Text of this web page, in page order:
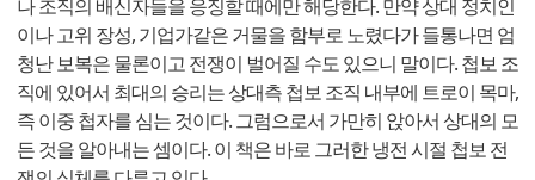
나 조직의 배신자들을 응징할 때에만 해당한다. 만약 상대 정치인
이나 고위 장성, 기업가같은 거물을 함부로 노렸다가 들통나면 엄
청난 보복은 물론이고 전쟁이 벌어질 수도 있으니 말이다. 첩보 조
직에 있어서 최대의 승리는 상대측 첩보 조직 내부에 트로이 목마,
즉 이중 첩자를 심는 것이다. 그럼으로서 가만히 앉아서 상대의 모
든 것을 알아내는 셈이다. 이 책은 바로 그러한 냉전 시절 첩보 전